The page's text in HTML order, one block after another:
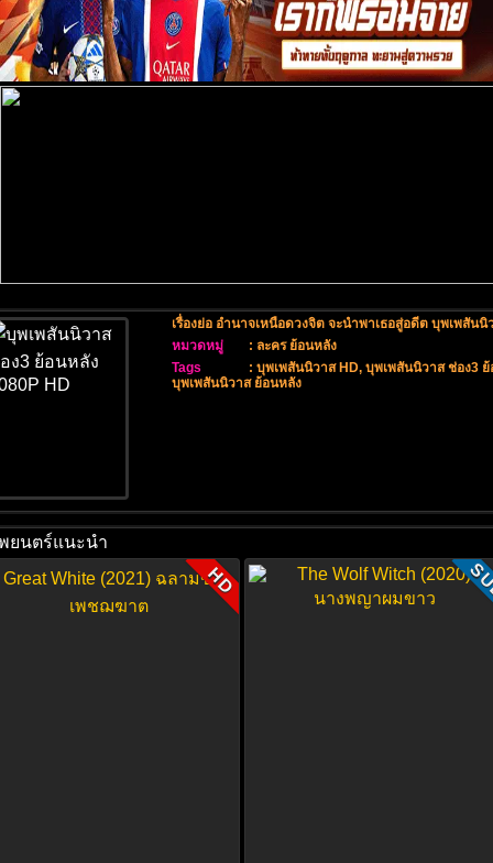
เรื่องย่อ อำนาจเหนือดวงจิต จะนำพาเธอสู่อดีต บุพเพสัน
หมวดหมู่
: ละคร ย้อนหลัง
Tags
: บุพเพสันนิวาส HD, บุพเพสันนิวาส ช่อง3
บุพเพสันนิวาส ย้อนหลัง
ยนตร์แนะนำ
HD